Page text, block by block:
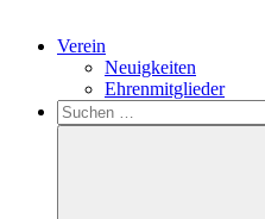
Verein
Neuigkeiten
Ehrenmitglieder
Search
Suchen
nach: